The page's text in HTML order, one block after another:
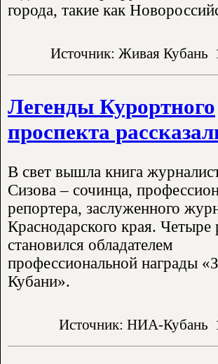
города, такие как
Источник: Живая Кубань
Легенды Курортного
проспекта
В свет вышла книга
Сизова – сочинца,
репортера, заслуженного
Краснодарского края. Четыре
становился обладателем
профессиональной награды
Кубани».
Источник: НИА-Кубань